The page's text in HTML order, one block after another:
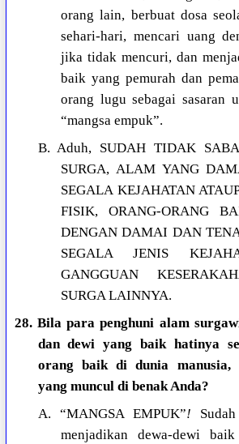
orang lain, berbuat dosa
sehari-hari, mencari uang
jika tidak mencuri, dan
baik yang pemurah dan
orang lugu sebagai sasaran
“mangsa empuk”.
B. Aduh, SUDAH TIDAK
SURGA, ALAM YANG
SEGALA KEJAHATAN
FISIK, ORANG-ORANG
DENGAN DAMAI DAN
SEGALA JENIS
GANGGUAN
SURGA LAINNYA.
28. Bila para penghuni alam
dan dewi yang baik hatinya
orang baik di dunia manusia,
yang muncul di benak Anda?
A. “MANGSA EMPUK”!
menjadikan dewa-dewi